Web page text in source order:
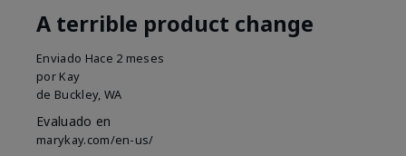
A terrible product change
Enviado Hace 2 meses
por Kay
de Buckley, WA
Evaluado en
marykay.com/en-us/